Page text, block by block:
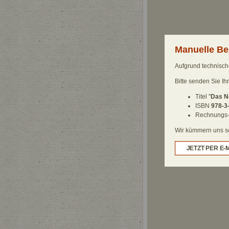
Manuelle
Aufgrund
Bitte senden Sie
Titel "Das
ISBN 978-
Wir kümmern uns
JETZT PER E-